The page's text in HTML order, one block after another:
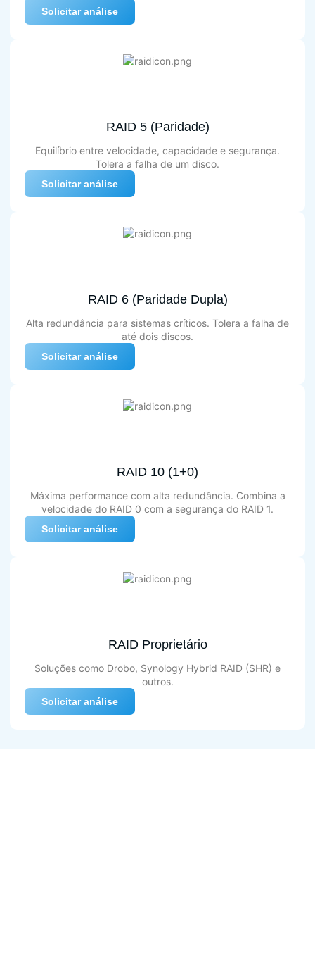
Solicitar análise
RAID 5 (Paridade)
Equilíbrio entre velocidade, capacidade e segurança.
Tolera a falha de um disco.
Solicitar análise
RAID 6 (Paridade Dupla)
Alta redundância para sistemas críticos. Tolera a falha de
até dois discos.
Solicitar análise
RAID 10 (1+0)
Máxima performance com alta redundância. Combina a
velocidade do RAID 0 com a segurança do RAID 1.
Solicitar análise
RAID Proprietário
Soluções como Drobo, Synology Hybrid RAID (SHR) e
outros.
Solicitar análise